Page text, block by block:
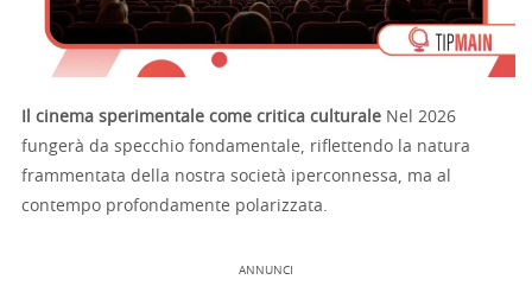
Il cinema sperimentale come critica culturale Nel 2026
fungerà da specchio fondamentale, riflettendo la natura
frammentata della nostra società iperconnessa, ma al
contempo profondamente polarizzata.
ANNUNCI